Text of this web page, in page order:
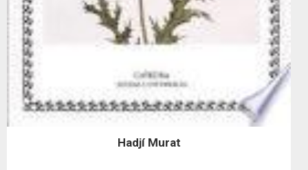
Hadjí Murat